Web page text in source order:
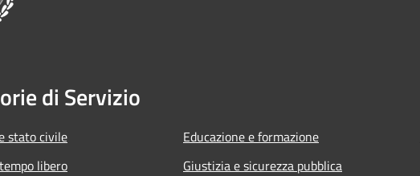
di Servizio
stato civile
libero
Educazione e formazione
Giustizia e sicurezza pubblica